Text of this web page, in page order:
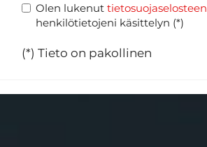
Olen lukenut tietosuojaselosteen
henkilötietojeni käsittelyn (*)
(*) Tieto on pakollinen